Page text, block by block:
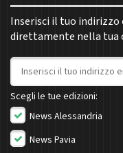
Inserisci il tuo indirizzo
direttamente nella tua
Indirizzo email
Scegli le tue edizioni:
News Alessandria
News Pavia